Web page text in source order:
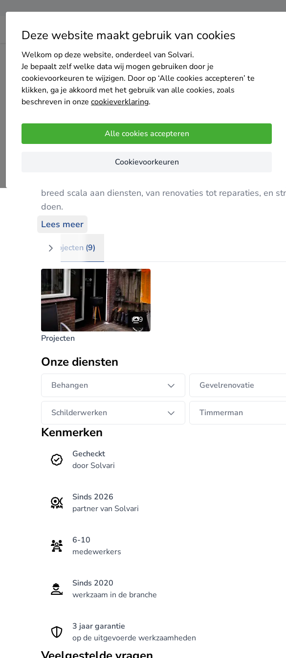
Deze website maakt gebruik van cookies
Welkom op deze website, onderdeel van Solvari.
Je bepaalt zelf welke data wij mogen gebruiken door je
cookievoorkeuren te wijzigen. Door op ‘Alle cookies accepteren’ te
klikken, ga je akkoord met het gebruik van alle cookies, zoals
beschreven in onze cookieverklaring.
Alle cookies accepteren
Cookievoorkeuren
Home Bedrijven overzicht Arend bouw
Nog geen reviews
Arend Bouw is een toonaangevend bedrijf dat
breed scala aan diensten, van renovaties tot reparaties, en
doen.
Lees meer
Projecten (9)
9
Projecten
Onze diensten
Behangen Gevelrenovatie
Schilderwerken Timmerman
Kenmerken
Gecheckt
door Solvari
Sinds 2026
partner van Solvari
6-10
medewerkers
Sinds 2020
werkzaam in de branche
3 jaar garantie
op de uitgevoerde werkzaamheden